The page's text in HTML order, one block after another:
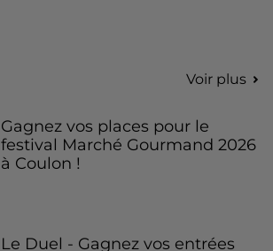
Voir plus
Gagnez vos places pour le
festival Marché Gourmand 2026
à Coulon !
Le Duel - Gagnez vos entrées